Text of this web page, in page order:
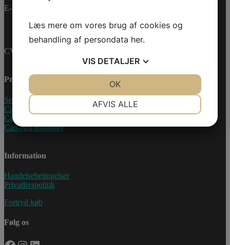
E-mail:
CVR-nummer: 27233678
Produkter
Sea-Doo Vandscooter
Can-Am ATV
Can-Am UTV
Can-Am Roadster
Information
Handelsebetingelser
Privatlivspolitik
Fortryd køb
Følg os
Læs mere om vores brug af cookies og
behandling af persondata her.
VIS DETALJER
AFVIS ALLE
OK